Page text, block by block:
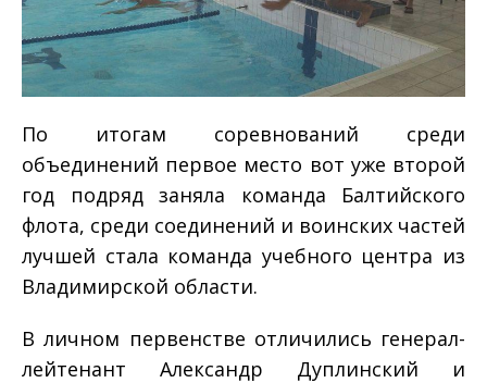
По итогам соревнований среди
объединений первое место вот уже второй
год подряд заняла команда Балтийского
флота, среди соединений и воинских частей
лучшей стала команда учебного центра из
Владимирской области.
В личном первенстве отличились генерал­
лейтенант Александр Дуплинский и